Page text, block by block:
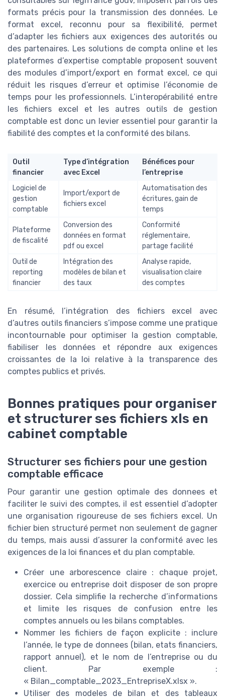
formats précis pour la transmission des données. Le
format excel, reconnu pour sa flexibilité, permet
d’adapter les fichiers aux exigences des autorités ou
des partenaires. Les solutions de compta online et les
plateformes d’expertise comptable proposent souvent
des modules d’import/export en format excel, ce qui
réduit les risques d’erreur et optimise l’économie de
temps pour les professionnels. L’interopérabilité entre
les fichiers excel et les autres outils de gestion
comptable est donc un levier essentiel pour garantir la
fiabilité des comptes et la conformité des bilans.
Outil
financier
Type d’intégration
avec Excel
Bénéfices pour
l’entreprise
Logiciel de
gestion
comptable
Import/export de
fichiers excel
Automatisation des
écritures, gain de
temps
Plateforme
de fiscalité
Conversion des
données en format
pdf ou excel
Conformité
réglementaire,
partage facilité
Outil de
reporting
financier
Intégration des
modèles de bilan et
des taux
Analyse rapide,
visualisation claire
des comptes
En résumé, l’intégration des fichiers excel avec
d’autres outils financiers s’impose comme une pratique
incontournable pour optimiser la gestion comptable,
fiabiliser les données et répondre aux exigences
croissantes de la loi relative à la transparence des
comptes publics et privés.
Bonnes pratiques pour organiser
et structurer ses fichiers xls en
cabinet comptable
Structurer ses fichiers pour une gestion
comptable efficace
Pour garantir une gestion optimale des donnees et
faciliter le suivi des comptes, il est essentiel d’adopter
une organisation rigoureuse de ses fichiers excel. Un
fichier bien structuré permet non seulement de gagner
du temps, mais aussi d’assurer la conformité avec les
exigences de la loi finances et du plan comptable.
Créer une arborescence claire : chaque projet,
exercice ou entreprise doit disposer de son propre
dossier. Cela simplifie la recherche d’informations
et limite les risques de confusion entre les
comptes annuels ou les bilans comptables.
Nommer les fichiers de façon explicite : inclure
l’année, le type de donnees (bilan, etats financiers,
rapport annuel), et le nom de l’entreprise ou du
client. Par exemple :
« Bilan_comptable_2023_EntrepriseX.xlsx ».
Utiliser des modeles de bilan et des tableaux